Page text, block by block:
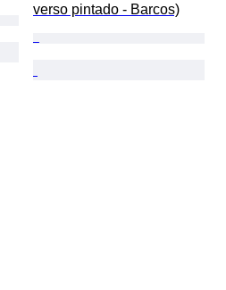
verso pintado - Barcos)